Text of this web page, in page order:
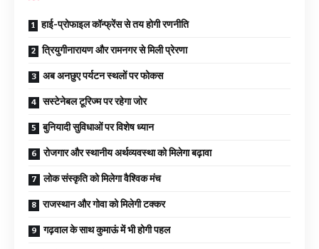
हाई-प्रोफाइल कॉन्फ्रेंस से तय होगी रणनीति
त्रियुगीनारायण और रामनगर से मिली प्रेरणा
अब अनछुए पर्यटन स्थलों पर फोकस
सस्टेनेबल टूरिज्म पर रहेगा जोर
बुनियादी सुविधाओं पर विशेष ध्यान
रोजगार और स्थानीय अर्थव्यवस्था को मिलेगा बढ़ावा
लोक संस्कृति को मिलेगा वैश्विक मंच
राजस्थान और गोवा को मिलेगी टक्कर
गढ़वाल के साथ कुमाऊं में भी होगी पहल